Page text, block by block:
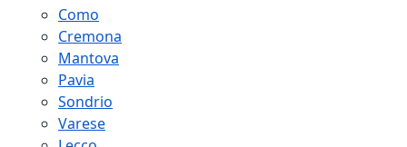
Como
Cremona
Mantova
Pavia
Sondrio
Varese